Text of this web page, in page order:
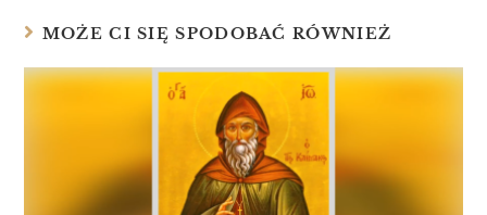
MOŻE CI SIĘ SPODOBAĆ RÓWNIEŻ